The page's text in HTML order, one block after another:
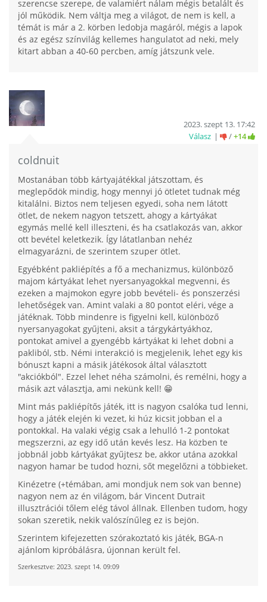
szerencse szerepe, de valamiért nálam mégis betalált és
jól működik. Nem váltja meg a világot, de nem is kell, a
témát is már a 2. körben ledobja magáról, mégis a lapok
és az egész színvilág kellemes hangulatot ad neki, mely
kitart abban a 40-60 percben, amíg játszunk vele.
coldnuit
2023. szept 13. 17:42
Válasz
/+14
Mostanában több kártyajátékkal játszottam, és
meglepődök mindig, hogy mennyi jó ötletet tudnak még
kitalálni. Biztos nem teljesen egyedi, soha nem látott
ötlet, de nekem nagyon tetszett, ahogy a kártyákat
egymás mellé kell illeszteni, és ha csatlakozás van, akkor
ott bevétel keletkezik. Így látatlanban nehéz
elmagyarázni, de szerintem szuper ötlet.
Egyébként pakliépítés a fő a mechanizmus, különböző
majom kártyákat lehet nyersanyagokkal megvenni, és
ezeken a majmokon egyre jobb bevételi- és ponszerzési
lehetőségek van. Amint valaki a 80 pontot eléri, vége a
játéknak. Több mindenre is figyelni kell, különböző
nyersanyagokat gyűjteni, aksit a tárgykártyákhoz,
pontokat amivel a gyengébb kártyákat ki lehet dobni a
pakliból, stb. Némi interakció is megjelenik, lehet egy kis
bónuszt kapni a másik játékosok által választott
"akciókból". Ezzel lehet néha számolni, és remélni, hogy a
másik azt választja, ami nekünk kell! 😁
Mint más pakliépítős játék, itt is nagyon csalóka tud lenni,
hogy a játék elején ki vezet, ki húz kicsit jobban el a
pontokkal. Ha valaki végig csak a lehulló 1-2 pontokat
megszerzni, az egy idő után kevés lesz. Ha közben te
jobbnál jobb kártyákat gyűjtesz be, akkor utána azokkal
nagyon hamar be tudod hozni, sőt megelőzni a többieket.
Kinézetre (+témában, ami mondjuk nem sok van benne)
nagyon nem az én világom, bár Vincent Dutrait
illusztrációi tőlem elég távol állnak. Ellenben tudom, hogy
sokan szeretik, nekik valószínűleg ez is bejön.
Szerintem kifejezetten szórakoztató kis játék, BGA-n
ajánlom kipróbálásra, újonnan került fel.
Szerkesztve: 2023. szept 14. 09:09